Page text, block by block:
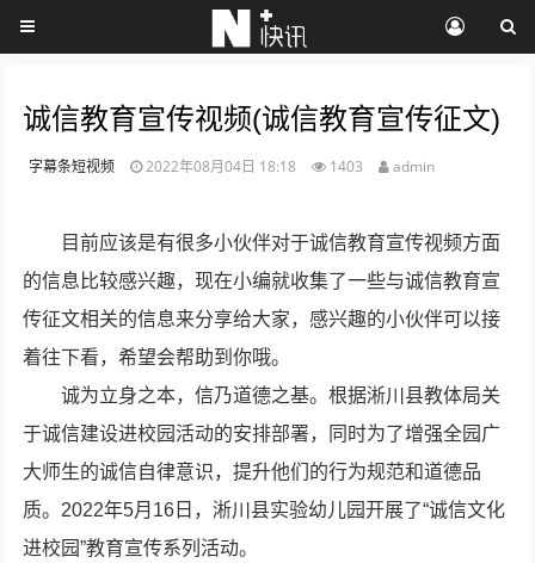
诚信教育宣传视频(诚信教育宣传征文)
字幕条短视频 2022年08月04日 18:18 1403 admin
目前应该是有很多小伙伴对于诚信教育宣传视频方面
的信息比较感兴趣，现在小编就收集了一些与诚信教育宣
传征文相关的信息来分享给大家，感兴趣的小伙伴可以接
着往下看，希望会帮助到你哦。
诚为立身之本，信乃道德之基。根据淅川县教体局关
于诚信建设进校园活动的安排部署，同时为了增强全园广
大师生的诚信自律意识，提升他们的行为规范和道德品
质。2022年5月16日，淅川县实验幼儿园开展了“诚信文化
进校园”教育宣传系列活动。